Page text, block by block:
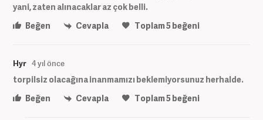
yani, zaten alınacaklar az çok belli.
Beğen
Cevapla Toplam5beğeni
Hyr 4 yıl önce
torpilsiz olacağına inanmamızı beklemiyorsunuz herhalde.
Beğen
Cevapla Toplam5beğeni